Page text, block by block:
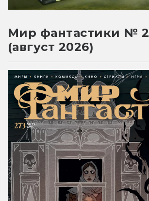
Мир фантастики №
(август 2026)